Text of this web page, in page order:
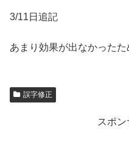
3/11日追記
あまり効果が出なかったた
誤字修正
スポン